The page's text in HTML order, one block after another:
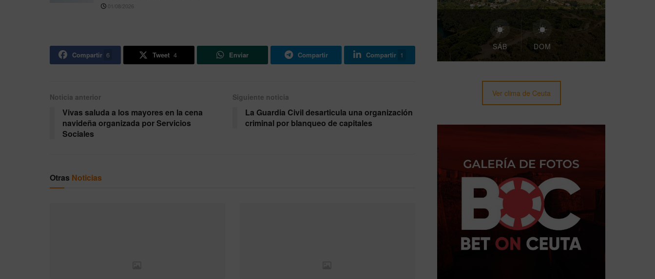
01/08/2026
Compartir 6 Tweet 4 Enviar Compartir Compartir 1
Noticia anterior
Vivas saluda a los mayores en la cena
navideña organizada por Servicios
Sociales
Siguiente noticia
La Guardia Civil desarticula una organización
criminal por blanqueo de capitales
Otras Noticias
SÁB DOM
Ver clima de Ceuta